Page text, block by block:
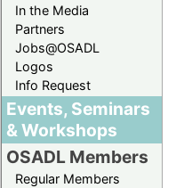
In the Media
Partners
Jobs@OSADL
Logos
Info Request
Events, Seminars
& Workshops
OSADL Members
Regular Members